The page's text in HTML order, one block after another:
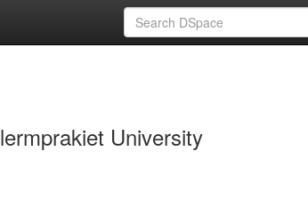
University